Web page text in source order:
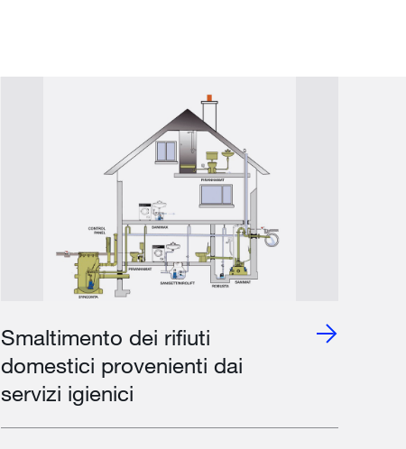
Smaltimento dei rifiuti
domestici provenienti dai
servizi igienici